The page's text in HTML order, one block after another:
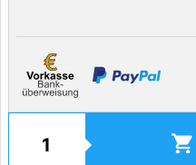
shopping_cart